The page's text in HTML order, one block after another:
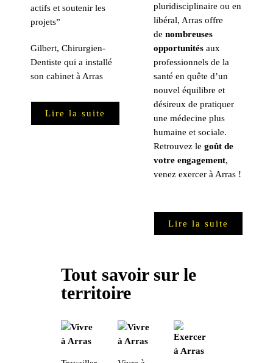
actifs et soutenir les
projets”
Gilbert, Chirurgien-
Dentiste qui a installé
son cabinet à Arras
Lire la suite
pluridisciplinaire ou en
libéral, Arras offre
de nombreuses
opportunitésaux
professionnels de la
santé en quête d’un
nouvel équilibre et
désireux de pratiquer
une médecine plus
humaine et sociale.
Retrouvez le goût de
votre engagement,
venez exercer à Arras !
Lire la suite
Tout savoir sur le
territoire